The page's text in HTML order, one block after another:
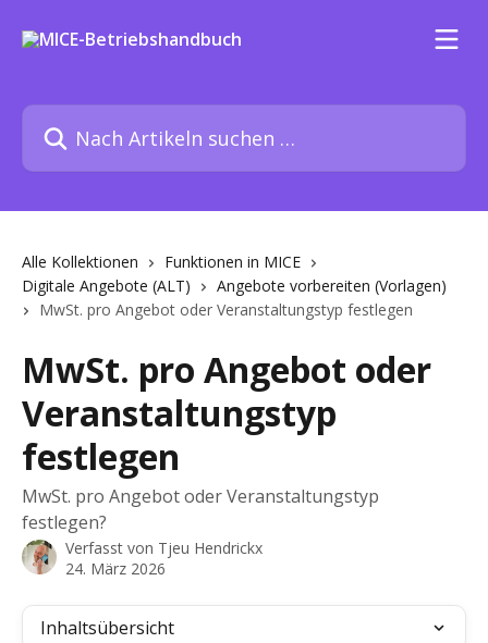
Nach Artikeln suchen …
Alle Kollektionen
Funktionen in MICE
Digitale Angebote (ALT)
Angebote vorbereiten (Vorlagen)
MwSt. pro Angebot oder Veranstaltungstyp festlegen
MwSt. pro Angebot oder
Veranstaltungstyp
festlegen
MwSt. pro Angebot oder Veranstaltungstyp
festlegen?
Verfasst von Tjeu Hendrickx
24. März 2026
Inhaltsübersicht